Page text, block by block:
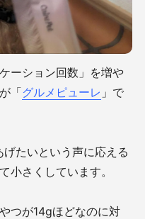
ーション回数」を増や
「グルメピューレ 」で
たいという声に応える
小さくしています。
つが14gほどなのに対